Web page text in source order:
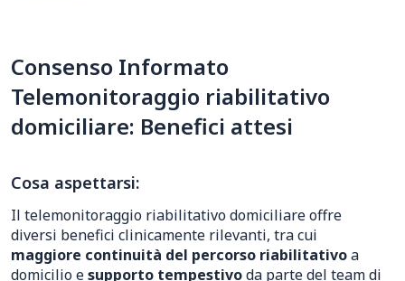
Consenso Informato
Telemonitoraggio riabilitativo
domiciliare: Benefici attesi
Cosa aspettarsi:
Il telemonitoraggio riabilitativo domiciliare offre
diversi benefici clinicamente rilevanti, tra cui
maggiore continuità del percorso riabilitativoa
domicilio esupporto tempestivoda parte del team di